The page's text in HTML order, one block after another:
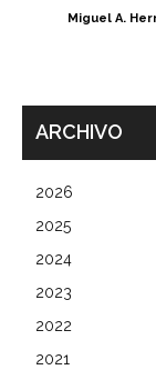
Miguel A.
ARCHIVO
2026
2025
2024
2023
2022
2021